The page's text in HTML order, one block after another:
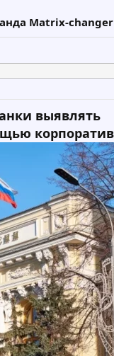
Matrix-changer
выявлять